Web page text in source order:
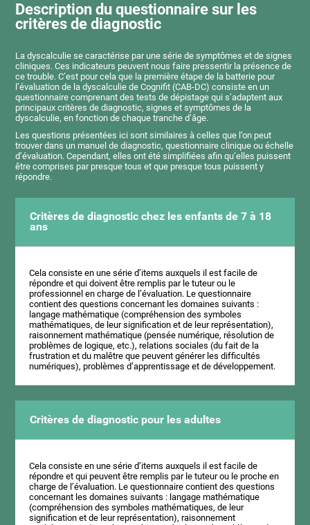
Description du questionnaire sur les
critères de diagnostic
La dyscalculie se caractérise par une série de symptômes et de signes
cliniques. Ces indicateurs peuvent nous faire pressentir la présence de
ce trouble. C’est pour cela que la première étape de la batterie pour
l’évaluation de la dyscalculie de Cognifit (CAB-DC) consiste en un
questionnaire comprenant des tests de dépistage qui s’adaptent aux
principaux critères de diagnostic, signes et symptômes de la
dyscalculie, en fonction de chaque tranche d’âge.
Les questions présentées ici sont similaires à celles que l’on peut
trouver dans un manuel de diagnostic, questionnaire clinique ou échelle
d’évaluation. Cependant, elles ont été simplifiées afin qu’elles puissent
être comprises par presque tous et que presque tous puissent y
répondre.
Critères de diagnostic chez les enfants de 7 à 18
ans
Cela consiste en une série d’items auxquels il est facile de
répondre et qui doivent être remplis par le tuteur ou le
professionnel en charge de l’évaluation. Le questionnaire
contient des questions concernant les domaines suivants :
langage mathématique (compréhension des symboles
mathématiques, de leur signification et de leur représentation),
raisonnement mathématique (pensée numérique, résolution de
problèmes de logique, etc.), relations sociales (du fait de la
frustration et du malêtre que peuvent générer les difficultés
numériques), problèmes d’apprentissage et de développement.
Critères de diagnostic pour les adultes
Cela consiste en une série d’items auxquels il est facile de
répondre et qui peuvent être remplis par le tuteur ou le proche en
charge de l’évaluation. Le questionnaire contient des questions
concernant les domaines suivants : langage mathématique
(compréhension des symboles mathématiques, de leur
signification et de leur représentation), raisonnement